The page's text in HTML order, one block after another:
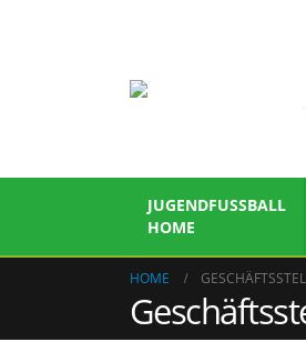
JUGENDFUSSBALL
HOME
HOME